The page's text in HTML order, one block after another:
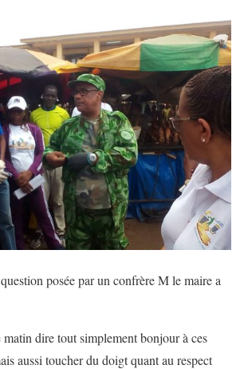
posée par un confrère M le maire a
dire tout simplement bonjour à ces
aussi toucher du doigt quant au respect